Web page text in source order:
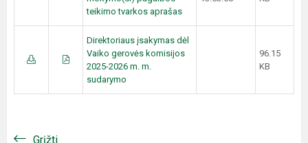
teikimo tvarkos aprašas
Direktoriaus įsakymas dėl
Vaiko gerovės komisijos
2025-2026 m. m.
sudarymo
96.15
KB
Grįžti